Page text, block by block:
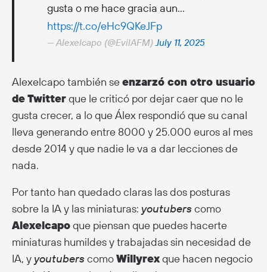
gusta o me hace gracia aun…
https://t.co/eHc9QKeJFp
— Alexelcapo (@EvilAFM) July 11, 2025
Alexelcapo también seenzarzó con otro usuario
de Twitterque le criticó por dejar caer que no le
gusta crecer, a lo que Álex respondió que su canal
lleva generando entre 8000 y 25.000 euros al mes
desde 2014 y que nadie le va a dar lecciones de
nada.
Por tanto han quedado claras las dos posturas
sobre la IA y las miniaturas: youtuberscomo
Alexelcapoque piensan que puedes hacerte
miniaturas humildes y trabajadas sin necesidad de
IA, y youtuberscomoWillyrexque hacen negocio